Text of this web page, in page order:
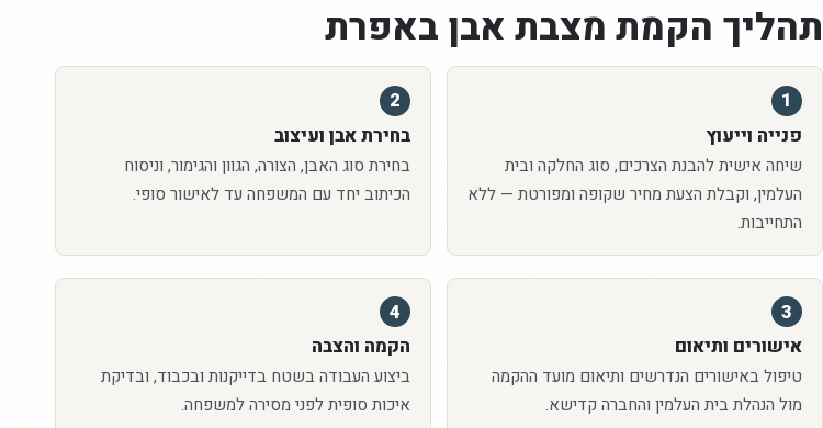
תהליך הקמת מצבת אבן באפרת
1
פנייה וייעוץ
שיחה אישית להבנת הצרכים, סוג החלקה ובית
העלמין, וקבלת הצעת מחיר שקופה ומפורטת — ללא
התחייבות.
2
בחירת אבן ועיצוב
בחירת סוג האבן, הצורה, הגוון והגימור, וניסוח
הכיתוב יחד עם המשפחה עד לאישור סופי.
3
אישורים ותיאום
טיפול באישורים הנדרשים ותיאום מועד ההקמה
מול הנהלת בית העלמין והחברה קדישא.
4
הקמה והצבה
ביצוע העבודה בשטח בדייקנות ובכבוד, ובדיקת
איכות סופית לפני מסירה למשפחה.